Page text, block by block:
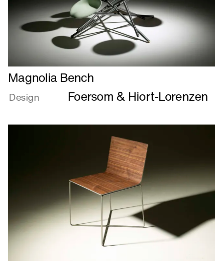
Læs
mere
om
Magnolia Bench
Design Foersom & Hiort-Lorenzen